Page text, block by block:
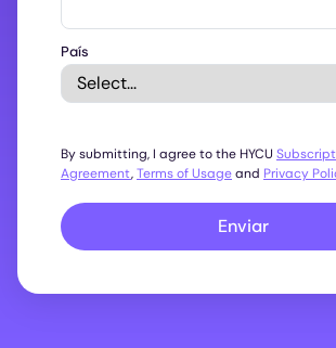
País
By submitting, I agree to the HYCU
Agreement,Terms of Usageand Privacy
Enviar